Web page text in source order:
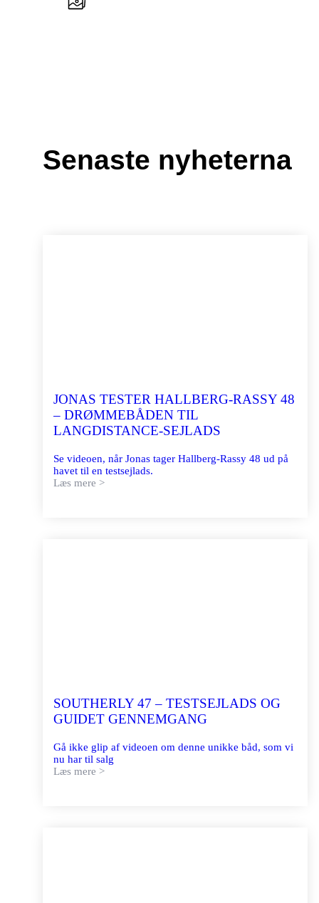
Senaste nyheterna
JONAS TESTER HALLBERG-RASSY 48
– DRØMMEBÅDEN TIL
LANGDISTANCE-SEJLADS
Se videoen, når Jonas tager Hallberg-Rassy 48 ud på
havet til en testsejlads.
Læs mere >
SOUTHERLY 47 – TESTSEJLADS OG
GUIDET GENNEMGANG
Gå ikke glip af videoen om denne unikke båd, som vi
nu har til salg
Læs mere >